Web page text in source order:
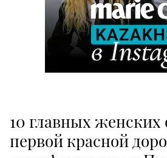
10 главных женских
первой красной